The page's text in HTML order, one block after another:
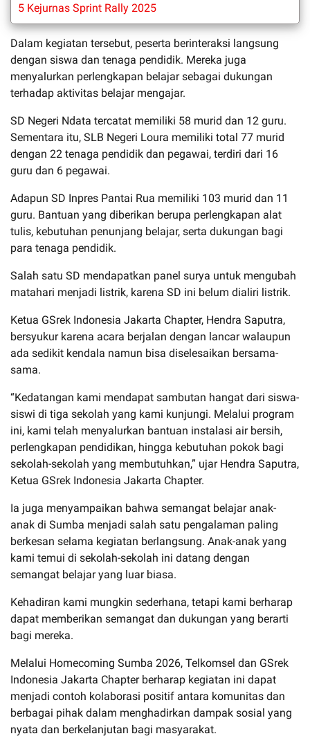
5 Kejurnas Sprint Rally 2025
Dalam kegiatan tersebut, peserta berinteraksi langsung
dengan siswa dan tenaga pendidik. Mereka juga
menyalurkan perlengkapan belajar sebagai dukungan
terhadap aktivitas belajar mengajar.
SD Negeri Ndata tercatat memiliki 58 murid dan 12 guru.
Sementara itu, SLB Negeri Loura memiliki total 77 murid
dengan 22 tenaga pendidik dan pegawai, terdiri dari 16
guru dan 6 pegawai.
Adapun SD Inpres Pantai Rua memiliki 103 murid dan 11
guru. Bantuan yang diberikan berupa perlengkapan alat
tulis, kebutuhan penunjang belajar, serta dukungan bagi
para tenaga pendidik.
Salah satu SD mendapatkan panel surya untuk mengubah
matahari menjadi listrik, karena SD ini belum dialiri listrik.
Ketua GSrek Indonesia Jakarta Chapter, Hendra Saputra,
bersyukur karena acara berjalan dengan lancar walaupun
ada sedikit kendala namun bisa diselesaikan bersama-
sama.
“Kedatangan kami mendapat sambutan hangat dari siswa-
siswi di tiga sekolah yang kami kunjungi. Melalui program
ini, kami telah menyalurkan bantuan instalasi air bersih,
perlengkapan pendidikan, hingga kebutuhan pokok bagi
sekolah-sekolah yang membutuhkan,” ujar Hendra Saputra,
Ketua GSrek Indonesia Jakarta Chapter.
Ia juga menyampaikan bahwa semangat belajar anak-
anak di Sumba menjadi salah satu pengalaman paling
berkesan selama kegiatan berlangsung. Anak-anak yang
kami temui di sekolah-sekolah ini datang dengan
semangat belajar yang luar biasa.
Kehadiran kami mungkin sederhana, tetapi kami berharap
dapat memberikan semangat dan dukungan yang berarti
bagi mereka.
Melalui Homecoming Sumba 2026, Telkomsel dan GSrek
Indonesia Jakarta Chapter berharap kegiatan ini dapat
menjadi contoh kolaborasi positif antara komunitas dan
berbagai pihak dalam menghadirkan dampak sosial yang
nyata dan berkelanjutan bagi masyarakat.